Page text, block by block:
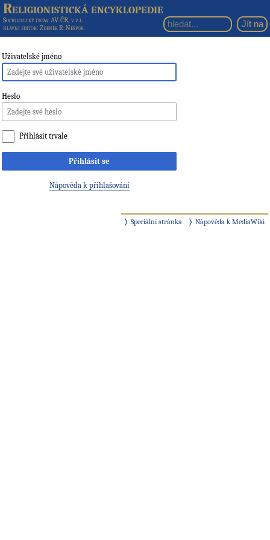
Religionistická encyklopedie
Sociologický ústav AV ČR, v.v.i.
hlavní editor: Zdeněk R. Nešpor
Uživatelské jméno
Heslo
Přihlásit trvale
Přihlásit se
Nápověda k přihlašování
Speciální stránka Nápověda k MediaWiki